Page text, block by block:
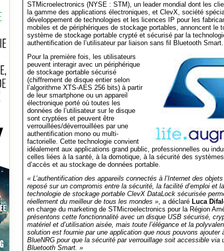
STMicroelectronics (NYSE : STM), un leader mondial dont les
la gamme des applications électroniques, et ClevX, société
développement de technologies et les licences IP pour les
mobiles et de périphériques de stockage portables, annoncent le
système de stockage portable crypté et sécurisé par la
authentification de l’utilisateur par liaison sans fil Bluetooth Smart.
Pour la première fois, les utilisateurs
peuvent interagir avec un périphérique
de stockage portable sécurisé
(chiffrement de disque entier selon
l’algorithme XTS-AES 256 bits) à partir
de leur smartphone ou un appareil
électronique porté où toutes les
données de l’utilisateur sur le disque
sont cryptées et peuvent être
verrouillées/déverrouillées par une
authentification mono ou multi-
factorielle. Cette technologie convient
idéalement aux applications grand public, professionnelles ou
celles liées à la santé, à la domotique, à la sécurité des
d’accès et au stockage de données portable.
« L’authentification des appareils connectés à l’Internet des
reposé sur un compromis entre la sécurité, la facilité d’emploi et
technologie de stockage portable ClevX DataLock sécurisée
réellement du meilleur de tous les mondes », a déclaré Luca
en charge du marketing de STMicroelectronics pour la Région
présentons cette fonctionnalité avec un disque USB sécurisé,
matériel et d’utilisation aisée, mais toute l’élégance et la
solution est fournie par une application que nous pouvons ajouter
BlueNRG pour que la sécurité par verrouillage soit accessible via
Bluetooth Smart. »